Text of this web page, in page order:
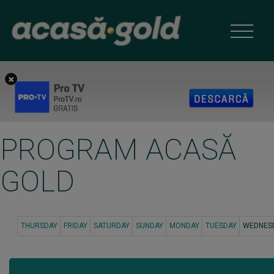
PROGRAM ACASĂ
GOLD
THURSDAY FRIDAY SATURDAY SUNDAY MONDAY TUESDAY